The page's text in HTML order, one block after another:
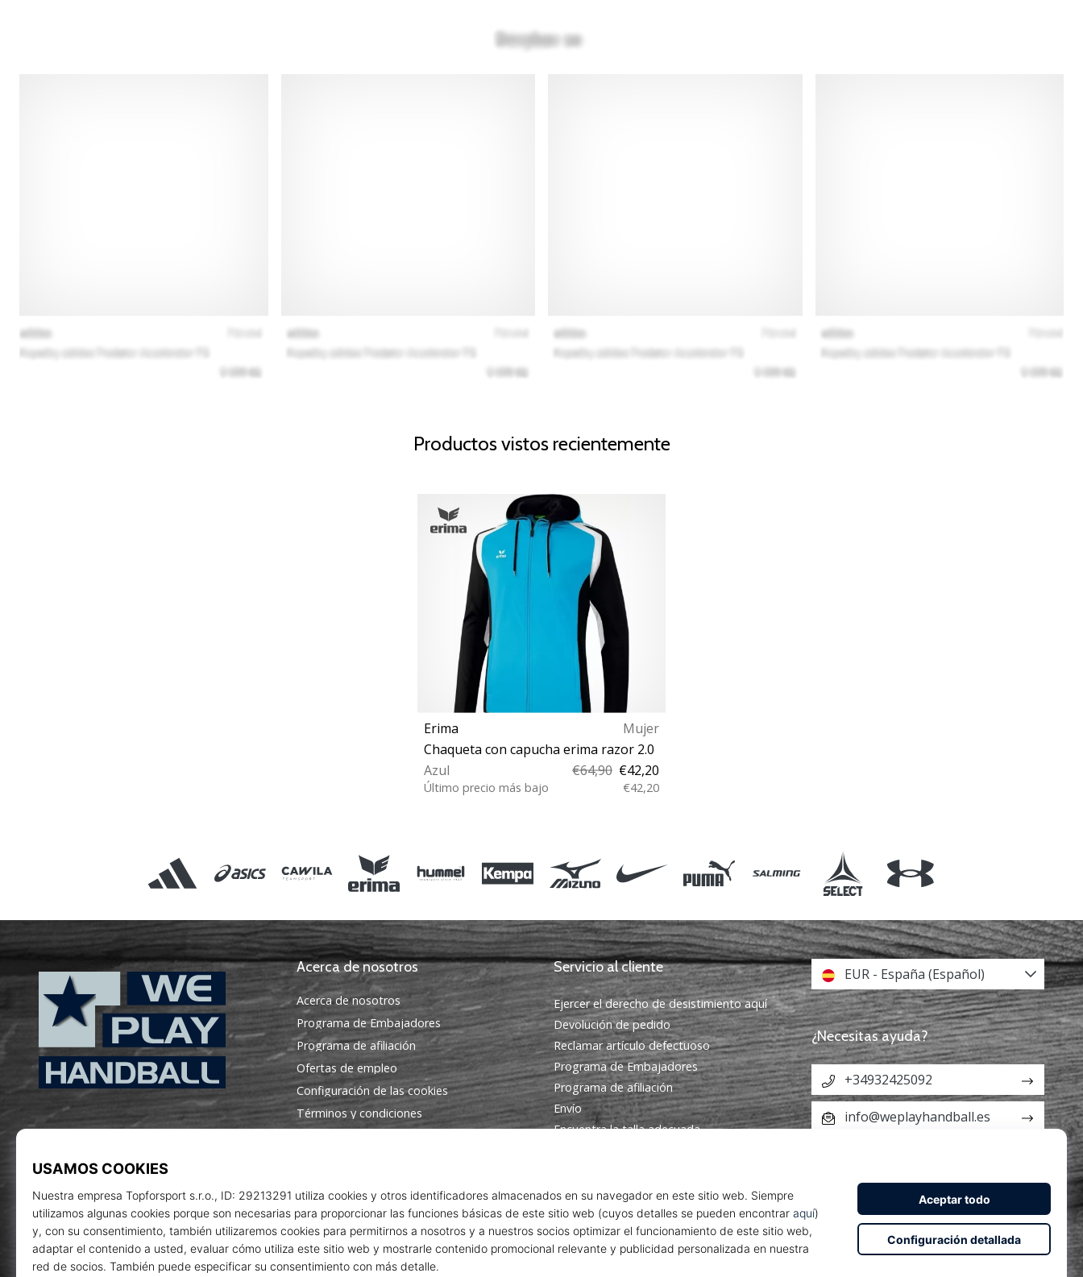
Productos vistos recientemente
Erima
Mujer
Chaqueta con capucha erima razor 2.0
Azul
€64,90 €42,20
Último precio más bajo €42,20
WePlayHandball.es
Acerca de nosotros
Acerca de nosotros
Programa de Embajadores
Programa de afiliación
Ofertas de empleo
Configuración de las cookies
Términos y condiciones
Servicio al cliente
Ejercer el derecho de desistimiento aquí
Devolución de pedido
Reclamar artículo defectuoso
Programa de Embajadores
Programa de afiliación
Envío
Encuentra la talla adecuada
Política de privacidad
EUR - España (Español)
¿Necesitas ayuda?
+34932425092
info@weplayhandball.es